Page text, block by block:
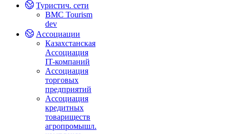
Туристич. сети
BMC Tourism
dev
Ассоциации
Казахстанская
Ассоциация
IT-компаний
Ассоциация
торговых
предприятий
Ассоциация
кредитных
товариществ
агропромышл.